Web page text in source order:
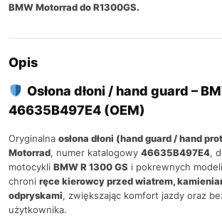
BMW Motorrad do R1300GS.
Opis
Osłona dłoni / hand guard –
46635B497E4 (OEM)
Oryginalna osłona dłoni (hand guard / hand
Motorrad, numer katalogowy 46635B497E4,
motocykli BMW R 1300 GS i pokrewnych
chroni ręce kierowcy przed wiatrem,
odpryskami, zwiększając komfort jazdy oraz
użytkownika.